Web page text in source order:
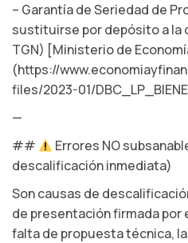
– Garantía de Seriedad de
sustituirse por depósito a la
TGN) [Ministerio de
(https://
files/2023-01/
—
##
Errores NO
descalificación inmediata)
Son causas de
de presentación firmada por
falta de propuesta técnica,